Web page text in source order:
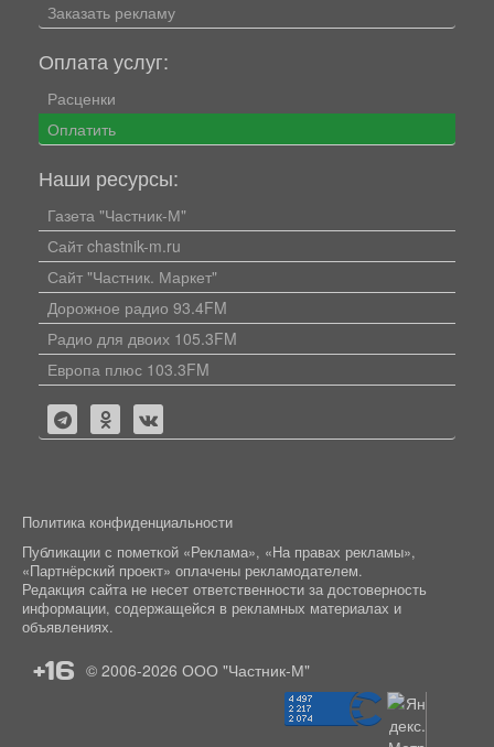
Заказать рекламу
Оплата услуг:
Расценки
Оплатить
Наши ресурсы:
Газета "Частник-М"
Сайт chastnik-m.ru
Сайт "Частник. Маркет"
Дорожное радио 93.4FM
Радио для двоих 105.3FM
Европа плюс 103.3FM
Политика конфиденциальности
Публикации с пометкой «Реклама», «На правах рекламы»,
«Партнёрский проект» оплачены рекламодателем.
Редакция сайта не несет ответственности за достоверность
информации, содержащейся в рекламных материалах и
объявлениях.
+16 © 2006-2026 ООО "Частник-М"